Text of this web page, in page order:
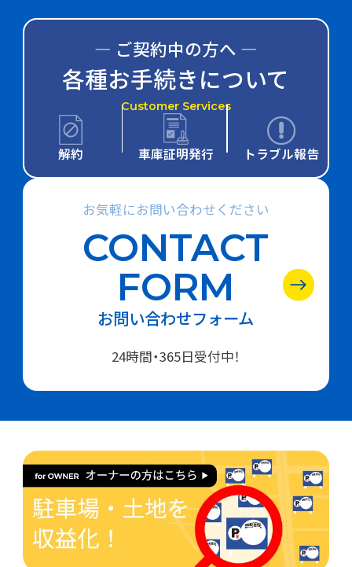
― ご契約中の方へ ―
各種お手続きについて
Customer Services
解約 車庫証明発行 トラブル報告
お気軽にお問い合わせください
CONTACT
FORM
お問い合わせフォーム
24時間・365日受付中！